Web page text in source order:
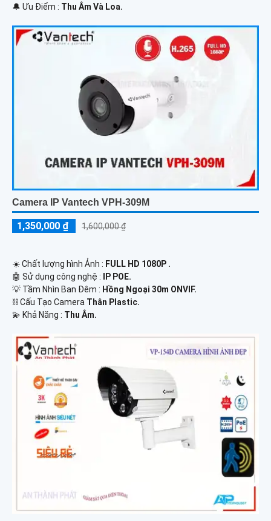
️🔔 Ưu Điểm : Thu Âm Và Loa.
Camera IP Vantech VPH-309M
1,350,000 ₫ 1,600,000 ₫
☀️ Chất lượng hình Ảnh : FULL HD 1080P .
🤖️ Sử dụng công nghệ :
IP POE.
💡 Tầm Nhìn Ban Đêm : Hồng Ngoại 30m ONVIF.
⛓ Cấu Tạo Camera Thân Plastic.
️💫 Khả Năng : Thu Âm.